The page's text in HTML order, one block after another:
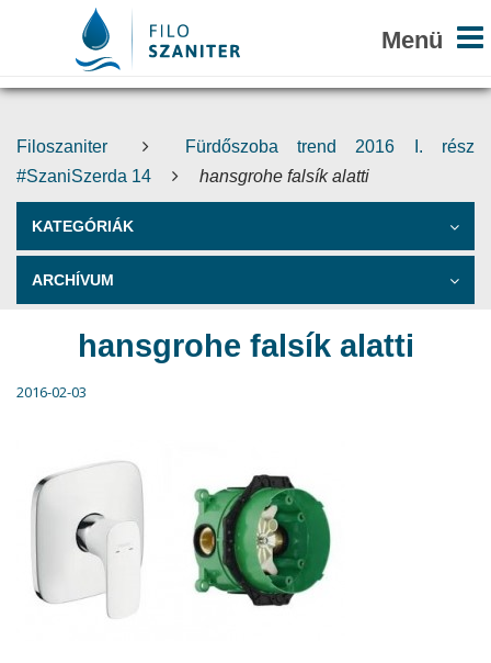
Filoszaniter
Fürdőszoba trend 2016 I. rész
#SzaniSzerda 14
hansgrohe falsík alatti
KATEGÓRIÁK
ARCHÍVUM
hansgrohe falsík alatti
2016-02-03